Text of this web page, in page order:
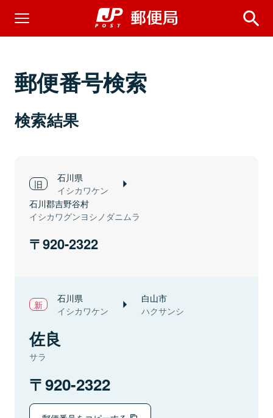
郵便番号検索
検索結果
石川県
イシカワケン
石川郡吉野谷村
イシカワグンヨシノダニムラ
920-2322
石川県
イシカワケン
白山市
ハクサンシ
佐良
サラ
920-2322